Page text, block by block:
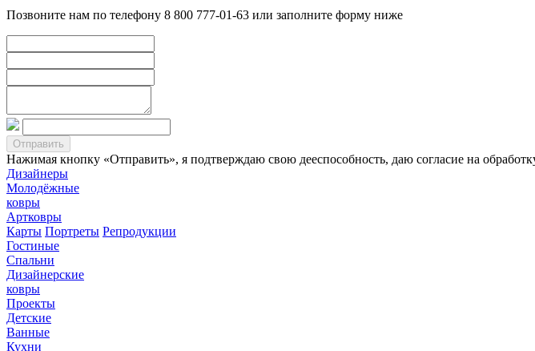
Позвоните нам по телефону 8 800 777-01-63 или заполните форму ниже
Нажимая кнопку «Отправить», я подтверждаю свою дееспособность, даю согласие на
Дизайнеры
Молодёжные
ковры
Артковры
Карты Портреты Репродукции
Гостиные
Спальни
Дизайнерские
ковры
Проекты
Детские
Ванные
Кухни